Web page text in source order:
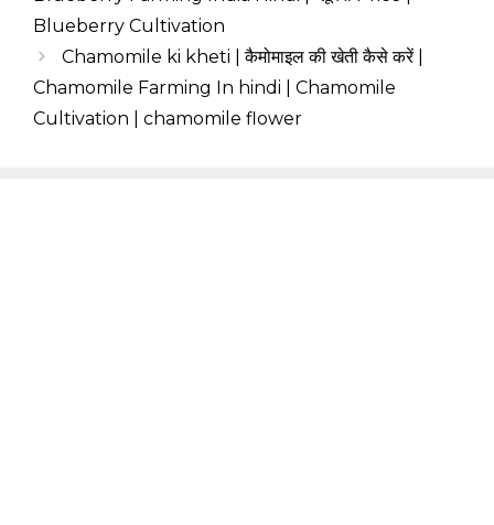
Blueberry Cultivation
Chamomile ki kheti | कैमोमाइल की खेती कैसे करें |
Chamomile Farming In hindi | Chamomile
Cultivation | chamomile flower